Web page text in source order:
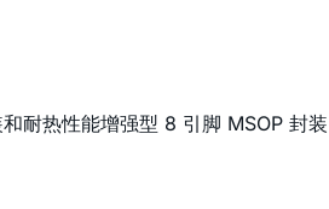
耐热性能增强型 8 引脚 MSOP 封装